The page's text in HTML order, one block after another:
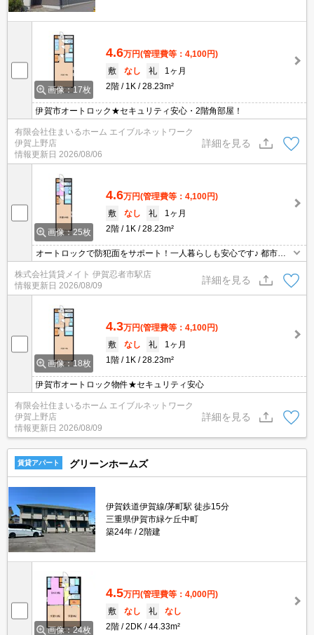
画像：17枚
4.6万円(管理費等：4,100円)
敷
なし 礼
1ヶ月
2階
1K 28.23m²
伊賀市オートロック★セキュリティ安心・2階角部屋！
有限会社住まいるホーム エイブルネットワーク
伊賀上野店
情報更新日 2026/08/06
詳細を見る
画像：25枚
4.6万円(管理費等：4,100円)
敷
なし 礼
1ヶ月
2階
1K 28.23m²
オートロックで防犯面をサポート！一人暮らしも安心です♪ 都市ガ
ス物件なら家賃以外の生活費が抑えられてちょっぴり余裕ができま
す！ガス代が気になる方にはおすすめの設備です◎
株式会社賃貸メイト 伊賀忍者市駅店
情報更新日 2026/08/09
詳細を見る
画像：18枚
4.3万円(管理費等：4,100円)
敷
なし 礼
1ヶ月
1階
1K 28.23m²
伊賀市オートロック物件★セキュリティ安心
有限会社住まいるホーム エイブルネットワーク
伊賀上野店
情報更新日 2026/08/09
詳細を見る
賃貸アパート グリーンホームズ
伊賀鉄道伊賀線/茅町駅 徒歩15分
三重県伊賀市緑ケ丘中町
築24年
2階建
画像：24枚
4.5万円(管理費等：4,000円)
敷
なし 礼
なし
2階
2DK 44.33m²